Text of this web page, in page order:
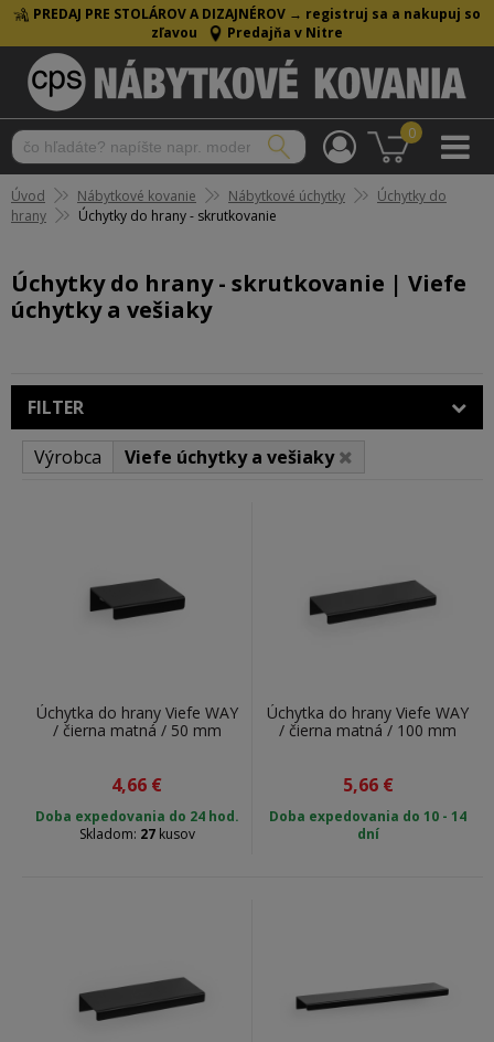
PREDAJ PRE STOLÁROV A DIZAJNÉROV → registruj sa a nakupuj so
zľavou
Predajňa v Nitre
0
Úvod Nábytkové kovanie Nábytkové úchytky
Úchytky do
hrany
Úchytky do hrany - skrutkovanie
Úchytky do hrany - skrutkovanie | Viefe
úchytky a vešiaky
FILTER
Výrobca Viefe úchytky a vešiaky
Úchytka do hrany Viefe WAY
/ čierna matná / 50 mm
4,66 €
Doba expedovania do 24 hod.
Skladom: 27kusov
Úchytka do hrany Viefe WAY
/ čierna matná / 100 mm
5,66 €
Doba expedovania do 10 - 14
dní